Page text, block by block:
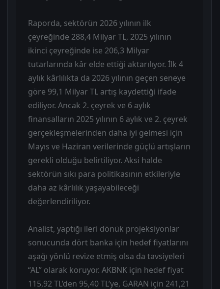
Raporda, sektörün 2026 yılının ilk
çeyreğinde 288,4 Milyar TL, 2025 yılının
ikinci çeyreğinde ise 206,3 Milyar
tutarlarında kâr elde ettiği aktarılıyor. İlk 4
aylık kârlılıkta da 2026 yılının geçen seneye
göre 99,1 Milyar TL artış kaydettiği ifade
ediliyor. Ancak 2. çeyrek ve 6 aylık
finansalların 2025 yılının 6 aylık ve 2. çeyrek
gerçekleşmelerinden daha iyi gelmesi için
Mayıs ve Haziran verilerinde güçlü artışların
gerekli olduğu belirtiliyor. Aksi halde
sektörün sıkı para politikasının etkileriyle
daha az kârlılık yaşayabileceği
değerlendiriliyor.
Analist, yaptığı ileri dönük projeksiyonlar
sonucunda dört banka için hedef fiyatlarını
aşağı yönlü revize etmiş olsa da tavsiyeleri
“AL” olarak koruyor. AKBNK için hedef fiyat
115,92 TL’den 95,40 TL’ye, GARAN için 241,21